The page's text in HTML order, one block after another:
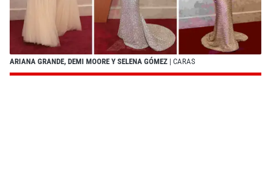
ARIANA GRANDE, DEMI MOORE Y SELENA GÓMEZ | CARAS